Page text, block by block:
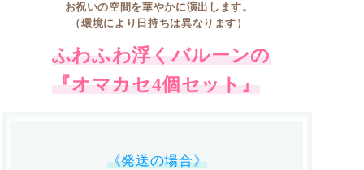
お祝いの空間を華やかに演出します。
（環境により日持ちは異なります）
ふわふわ浮くバルーンの
『オマカセ4個セット』
《発送の場合》